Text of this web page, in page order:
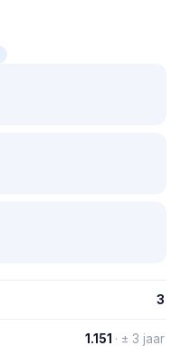
3
1.151 · ± 3 jaar